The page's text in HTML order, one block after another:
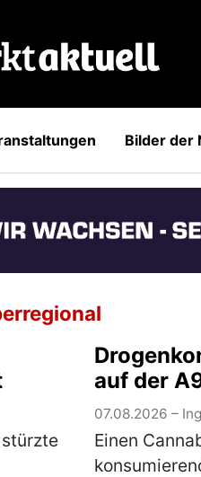
Bilder der
auf der
07.08.2026 –
Einen